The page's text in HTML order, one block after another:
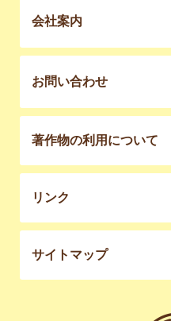
会社案内
お問い合わせ
著作物の利用について
リンク
サイトマップ